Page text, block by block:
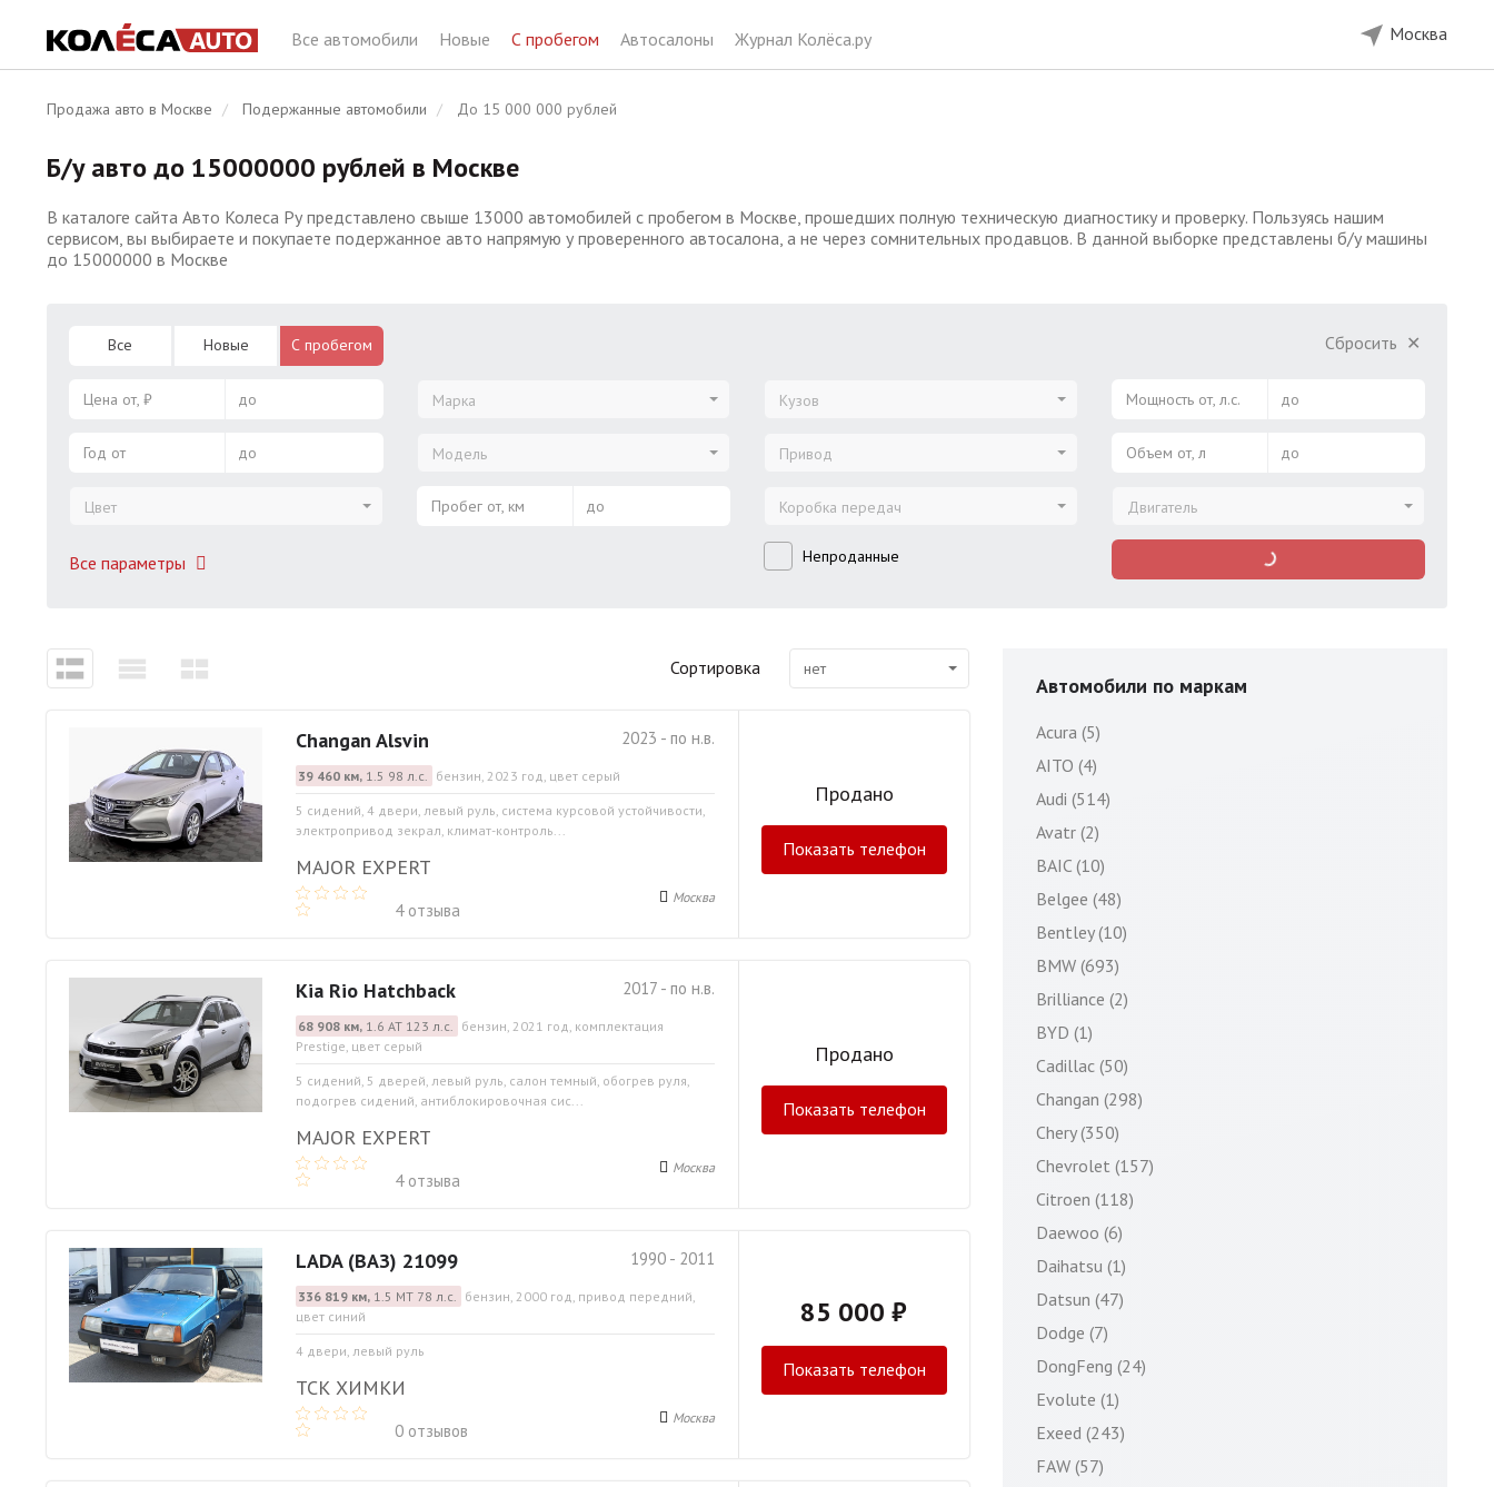
Все автомобили Новые С пробегом Автосалоны Журнал Колёса.ру Москва
Продажа авто в Москве Подержанные автомобили До 15 000 000 рублей
Б/у авто до 15000000 рублей в Москве
В каталоге сайта Авто Колеса Ру представлено свыше 13000 автомобилей с пробегом в Москве, прошедших полную техническую диагностику и проверку. Пользуясь нашим
сервисом, вы выбираете и покупаете подержанное авто напрямую у проверенного автосалона, а не через сомнительных продавцов. В данной выборке представлены б/у машины
до 15000000 в Москве
Все Новые С пробегом
Цена от, ₽ до
Год от до
Цвет
Все параметры
Марка
Модель
Пробег от, км до
Кузов
Привод
Коробка передач
Непроданные
Сбросить ✕
Мощность от, л.с. до
Объем от, л до
Двигатель
Сортировка нет
2023 - по н.в.
Changan Alsvin
39 460 км,1.5 98 л.с. бензин, 2023 год, цвет серый
5 сидений, 4 двери, левый руль, система курсовой устойчивости,
электропривод зекрал, климат-контроль...
MAJOR EXPERT
4 отзыва
Москва
Продано
Показать телефон
2017 - по н.в.
Kia Rio Hatchback
68 908 км,1.6 АТ 123 л.с. бензин, 2021 год, комплектация
Prestige, цвет серый
5 сидений, 5 дверей, левый руль, салон темный, обогрев руля,
подогрев сидений, антиблокировочная сис...
MAJOR EXPERT
4 отзыва
Москва
Продано
Показать телефон
1990 - 2011
LADA (ВАЗ) 21099
336 819 км,1.5 МТ 78 л.с. бензин, 2000 год, привод передний,
цвет синий
4 двери, левый руль
ТСК ХИМКИ
0 отзывов
Москва
85 000 ₽
Показать телефон
Автомобили по маркам
Acura (5)
AITO (4)
Audi (514)
Avatr (2)
BAIC (10)
Belgee (48)
Bentley (10)
BMW (693)
Brilliance (2)
BYD (1)
Cadillac (50)
Changan (298)
Chery (350)
Chevrolet (157)
Citroen (118)
Daewoo (6)
Daihatsu (1)
Datsun (47)
Dodge (7)
DongFeng (24)
Evolute (1)
Exeed (243)
FAW (57)